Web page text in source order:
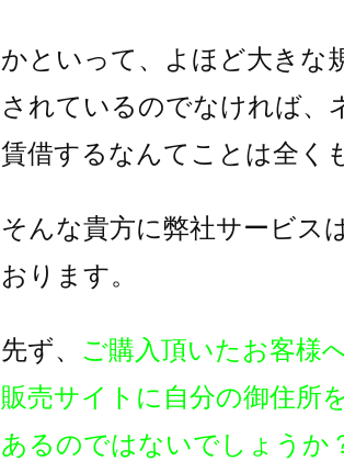
かといって、よほど大きな
されているのでなければ、
賃借するなんてことは全く
そんな貴方に弊社サービス
おります。
先ず、 ご購入頂いたお客様
販売サイトに自分の御住所
あるのではないでしょうか